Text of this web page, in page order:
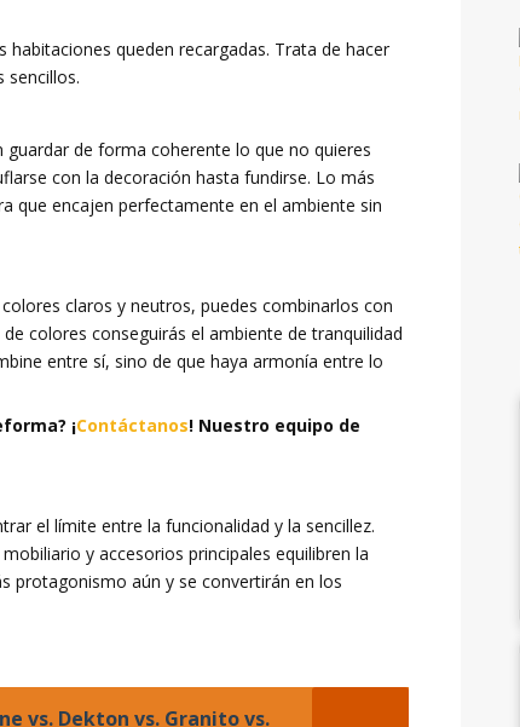
queden recargadas. Trata de hacer
sencillos.
de forma coherente lo que no quieres
con la decoración hasta fundirse. Lo más
que encajen perfectamente en el ambiente sin
claros y neutros, puedes combinarlos con
colores conseguirás el ambiente de tranquilidad
entre sí, sino de que haya armonía entre lo
¡Contáctanos! Nuestro equipo de
el límite entre la funcionalidad y la sencillez.
y accesorios principales equilibren la
protagonismo aún y se convertirán en los
vs. Dekton vs. Granito vs.